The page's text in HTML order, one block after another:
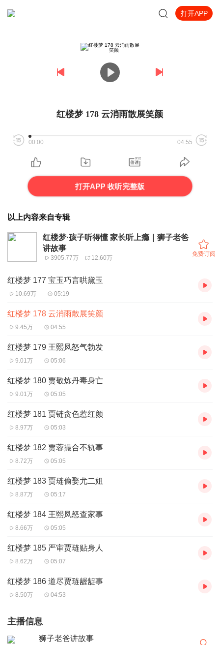
打开APP
红楼梦 178 云消雨散展笑颜
00:00 04:55
打开APP 收听完整版
以上内容来自专辑
红楼梦·孩子听得懂 家长听上瘾｜狮子老爸
讲故事
3905.77万 12.60万
免费订阅
红楼梦 177 宝玉巧言哄黛玉
10.69万 05:19
红楼梦 178 云消雨散展笑颜
9.45万 04:55
红楼梦 179 王熙凤怒气勃发
9.01万 05:06
红楼梦 180 贾敬炼丹毒身亡
9.01万 05:05
红楼梦 181 贾链贪色惹红颜
8.97万 05:03
红楼梦 182 贾蓉撮合不轨事
8.72万 05:05
红楼梦 183 贾琏偷娶尤二姐
8.87万 05:17
红楼梦 184 王熙凤怒查家事
8.66万 05:05
红楼梦 185 严审贾琏贴身人
8.62万 05:07
红楼梦 186 道尽贾琏龌龊事
8.50万 04:53
主播信息
狮子老爸讲故事